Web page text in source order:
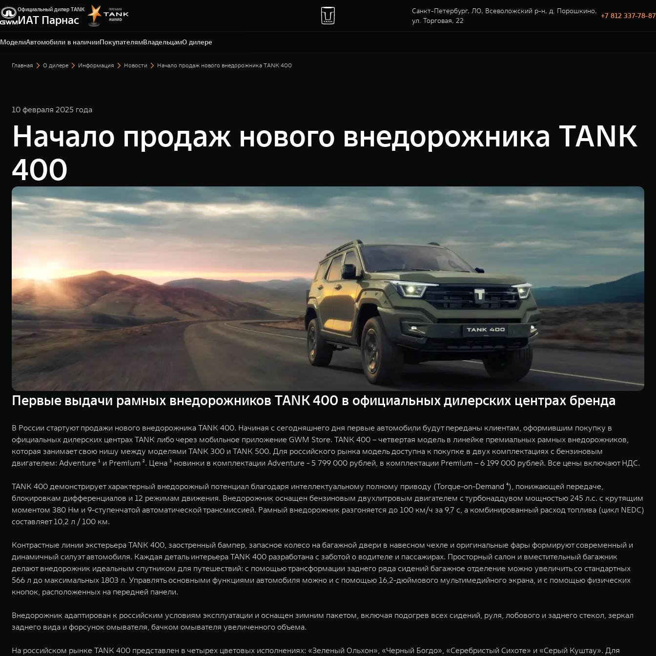
Официальный дилер TANK
ИАТ Парнас
Санкт-Петербург, ЛО, Всеволожский р-н, д. Порошкино,
ул. Торговая, 22
+7 812 337-78-87
МоделиАвтомобили в наличииПокупателямВладельцамО дилере
Санкт-Петербург, ЛО, Всеволожский р-н, д.
Порошкино, ул. Торговая, 22
+7 812 337-78-87
Главная О дилере Информация Новости Начало продаж нового внедорожника TANK 400
10 февраля 2025 года
Начало продаж нового внедорожника TANK
400
Первые выдачи рамных внедорожников TANK 400 в официальных дилерских центрах бренда
В России стартуют продажи нового внедорожника TANK 400. Начиная с сегодняшнего дня первые автомобили будут переданы клиентам, оформившим покупку в
официальных дилерских центрах TANK либо через мобильное приложение GWM Store. TANK 400 – четвертая модель в линейке премиальных рамных внедорожников,
которая занимает свою нишу между моделями TANK 300 и TANK 500. Для российского рынка модель доступна к покупке в двух комплектациях с бензиновым
двигателем: Adventure ¹ и Premium ². Цена ³ новинки в комплектации Adventure - 5 799 000 рублей, в комплектации Premium – 6 199 000 рублей. Все цены включают НДС.
TANK 400 демонстрирует характерный внедорожный потенциал благодаря интеллектуальному полному приводу (Torque-on-Demand ⁴), понижающей передаче,
блокировкам дифференциалов и 12 режимам движения. Внедорожник оснащен бензиновым двухлитровым двигателем с турбонаддувом мощностью 245 л.с. с крутящим
моментом 380 Нм и 9-ступенчатой автоматической трансмиссией. Рамный внедорожник разгоняется до 100 км/ч за 9,7 с, а комбинированный расход топлива (цикл NEDC)
составляет 10,2 л / 100 км.
Контрастные линии экстерьера TANK 400, заостренный бампер, запасное колесо на багажной двери в навесном чехле и оригинальные фары формируют современный и
динамичный силуэт автомобиля. Каждая деталь интерьера TANK 400 разработана с заботой о водителе и пассажирах. Просторный салон и вместительный багажник
делают внедорожник идеальным спутником для путешествий: с помощью трансформации заднего ряда сидений багажное отделение можно увеличить со стандартных
566 л до максимальных 1803 л. Управлять основными функциями автомобиля можно и с помощью 16,2-дюймового мультимедийного экрана, и с помощью физических
кнопок, расположенных на передней панели.
Внедорожник адаптирован к российским условиям эксплуатации и оснащен зимним пакетом, включая подогрев всех сидений, руля, лобового и заднего стекол, зеркал
заднего вида и форсунок омывателя, бачком омывателя увеличенного объема.
На российском рынке TANK 400 представлен в четырех цветовых исполнениях: «Зеленый Ольхон», «Черный Богдо», «Серебристый Сихоте» и «Серый Куштау». Для